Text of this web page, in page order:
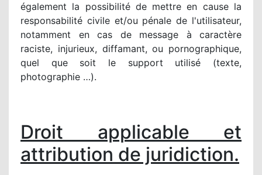
également la possibilité de mettre en cause la
responsabilité civile et/ou pénale de l'utilisateur,
notamment en cas de message à caractère
raciste, injurieux, diffamant, ou pornographique,
quel que soit le support utilisé (texte,
photographie …).
Droit applicable et
attribution de juridiction.